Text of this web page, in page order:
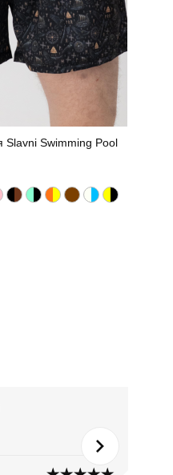
Swimming Pool